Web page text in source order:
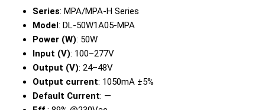
Series: MPA/MPA-H Series
Model: DL-50W1A05-MPA
Power (W): 50W
Input (V): 100–277V
Output (V): 24–48V
Output current: 1050mA ±5%
Default Current: —